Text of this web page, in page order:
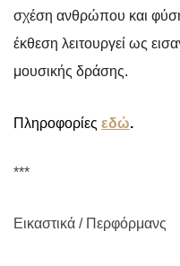
σχέση ανθρώπου και
έκθεση λειτουργεί ως
μουσικής δράσης.
Πληροφορίες εδώ.
***
Εικαστικά / Περφόρμανς